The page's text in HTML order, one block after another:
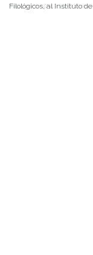
Filológicos, al Instituto